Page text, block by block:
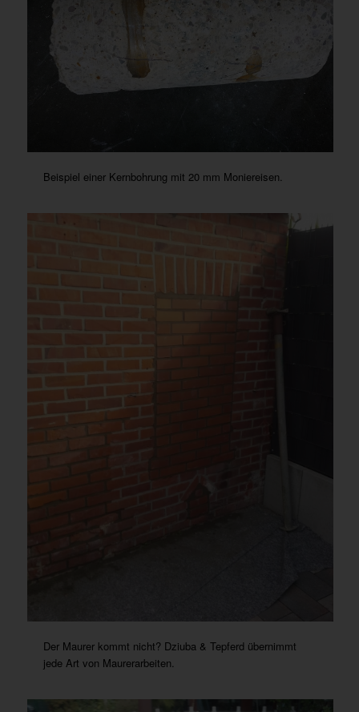
Beispiel einer Kernbohrung mit 20 mm Moniereisen.
Der Maurer kommt nicht? Dziuba & Tepferd übernimmt
jede Art von Maurerarbeiten.